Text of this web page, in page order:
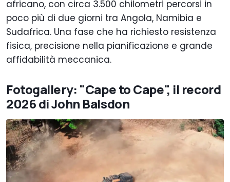
africano, con circa 3.500 chilometri percorsi in
poco più di due giorni tra Angola, Namibia e
Sudafrica. Una fase che ha richiesto resistenza
fisica, precisione nella pianificazione e grande
affidabilità meccanica.
Fotogallery: "Cape to Cape", il record
2026 di John Balsdon